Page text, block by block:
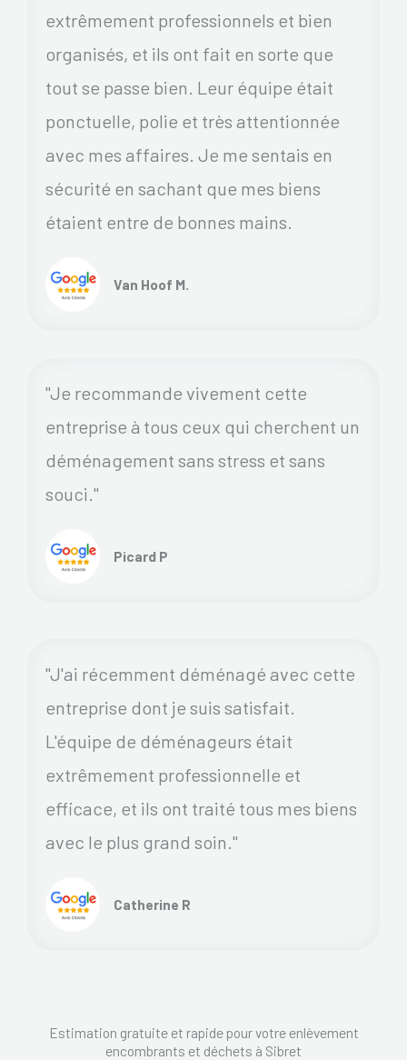
extrêmement professionnels et bien
organisés, et ils ont fait en sorte que
tout se passe bien. Leur équipe était
ponctuelle, polie et très attentionnée
avec mes affaires. Je me sentais en
sécurité en sachant que mes biens
étaient entre de bonnes mains.
Van Hoof M.
"Je recommande vivement cette
entreprise à tous ceux qui cherchent un
déménagement sans stress et sans
souci."
Picard P
"J'ai récemment déménagé avec cette
entreprise dont je suis satisfait.
L'équipe de déménageurs était
extrêmement professionnelle et
efficace, et ils ont traité tous mes biens
avec le plus grand soin."
Catherine R
Estimation gratuite et rapide pour votre enlèvement
encombrants et déchets à Sibret